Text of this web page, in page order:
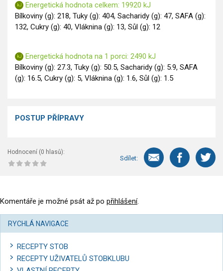
Energetická hodnota celkem: 19920 kJ
Bílkoviny (g): 218, Tuky (g): 404, Sacharidy (g): 47, SAFA (g):
132, Cukry (g): 40, Vláknina (g): 13, Sůl (g): 12
Energetická hodnota na 1 porci: 2490 kJ
Bílkoviny (g): 27.3, Tuky (g): 50.5, Sacharidy (g): 5.9, SAFA
(g): 16.5, Cukry (g): 5, Vláknina (g): 1.6, Sůl (g): 1.5
POSTUP PŘÍPRAVY
Hodnocení (0 hlasů):
Sdílet:
Komentáře je možné psát až po přihlášení.
RYCHLÁ NAVIGACE
RECEPTY STOB
RECEPTY UŽIVATELŮ STOBKLUBU